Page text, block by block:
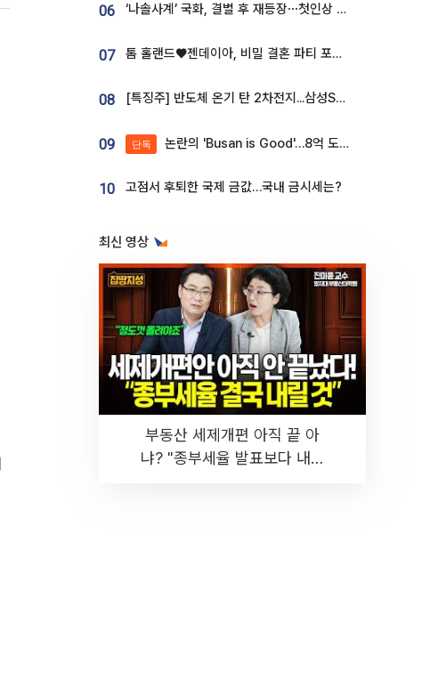
06 ‘나솔사계’ 국화, 결별 후 재등장⋯첫인상 투표 휩쓸고 ‘인기녀’ 등극
07 톰 홀랜드♥젠데이아, 비밀 결혼 파티 포착⋯호텔 대관비만 9억
08 [특징주] 반도체 온기 탄 2차전지...삼성SDI, 장 초반 7% 넘게 껑충
09 단독 논란의 'Busan is Good'…8억 도시브랜드, 용산 대통령실 CI 업체가 수행
10 고점서 후퇴한 국제 금값…국내 금시세는?
최신 영상
부동산 세제개편 아직 끝 아
냐? "종부세율 발표보다 내릴